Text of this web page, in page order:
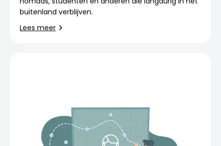
buitenland verblijven.
Lees meer